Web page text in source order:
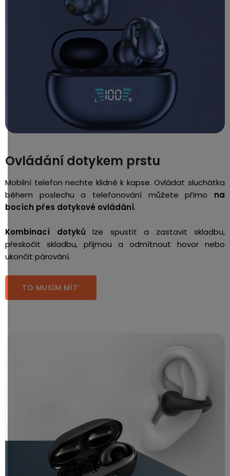
Ovládání dotykem prstu
Mobilní telefon nechte klidně k kapse. Ovládat sluchátka
během poslechu a telefonování můžete přímo na
bocích přes dotykové ovládání.
Kombinací dotyků lze spustit a zastavit skladbu,
přeskočit skladbu, přijmou a odmítnout hovor nebo
ukončit párování.
TO MUSÍM MÍT'